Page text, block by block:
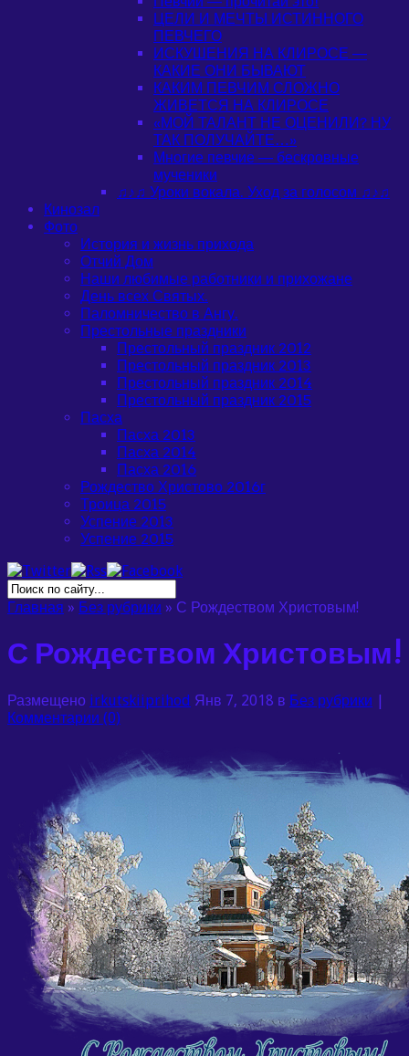
ЦЕЛИ И МЕЧТЫ ИСТИННОГО
ПЕВЧЕГО
ИСКУШЕНИЯ НА КЛИРОСЕ —
КАКИЕ ОНИ БЫВАЮТ
КАКИМ ПЕВЧИМ СЛОЖНО
ЖИВЕТСЯ НА КЛИРОСЕ
«МОЙ ТАЛАНТ НЕ ОЦЕНИЛИ? НУ
ТАК ПОЛУЧАЙТЕ…»
Многие певчие — бескровные
мученики
♫♪♫ Уроки вокала. Уход за голосом ♫♪♫
Кинозал
Фото
История и жизнь прихода
Отчий Дом
Наши любимые работники и прихожане
День всех Святых.
Паломничество в Ангу.
Престольные праздники
Престольный праздник 2012
Престольный праздник 2013
Престольный праздник 2014
Престольный праздник 2015
Пасха
Пасха 2013
Пасха 2014
Пасха 2016
Рождество Христово 2016г
Троица 2015
Успение 2013
Успение 2015
Главная » Без рубрики » С Рождеством Христовым!
С Рождеством Христовым!
Размещено irkutskiiprihod Янв 7, 2018 в Без рубрики |
Комментарии (0)